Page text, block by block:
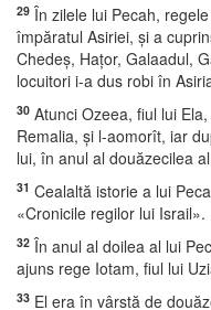
29 În zilele lui Pecah,
împăratul Asiriei, şi a
Chedeş, Haţor, Galaadul,
locuitori i-a dus robi în
30 Atunci Ozeea, fiul lui
Remalia, şi l-aomorît, iar
lui, în anul al douăzecilea
31 Cealaltă istorie a lui
«Cronicile regilor lui Israil».
32 În anul al doilea al lui
ajuns rege Iotam, fiul lui
33 El era în vârstă de